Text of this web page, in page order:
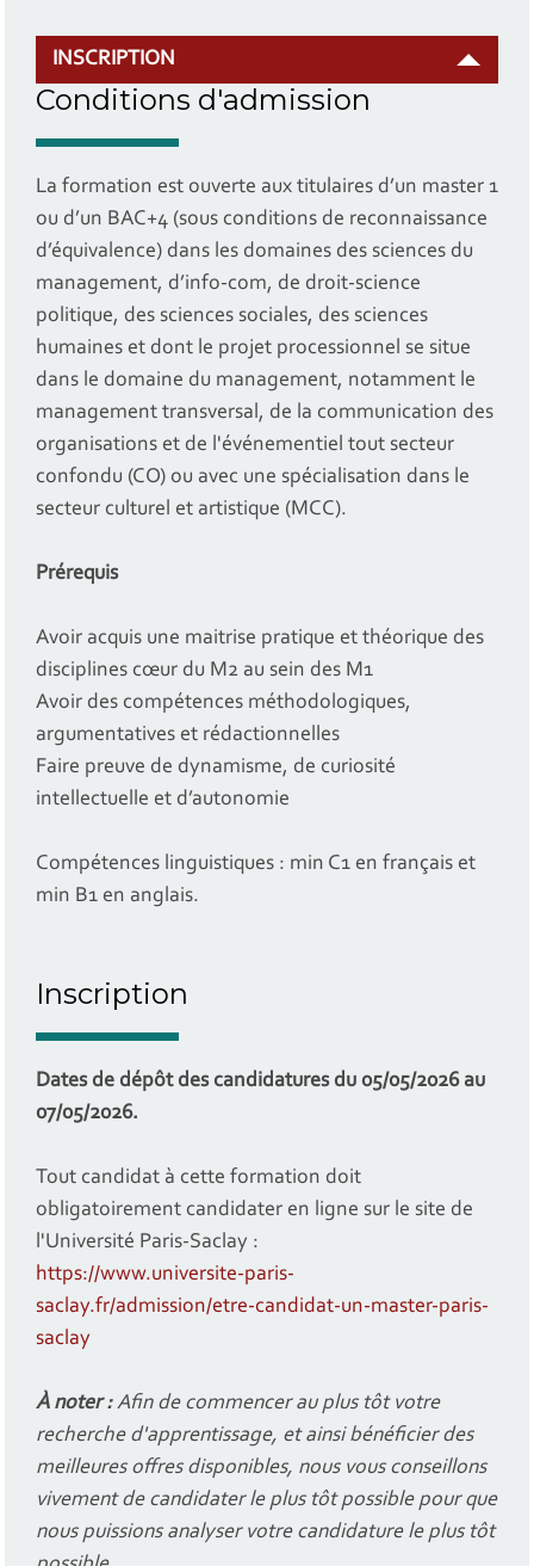
INSCRIPTION
Conditions d'admission
La formation est ouverte aux titulaires d’un master 1
ou d’un BAC+4 (sous conditions de reconnaissance
d’équivalence) dans les domaines des sciences du
management, d’info-com, de droit-science
politique, des sciences sociales, des sciences
humaines et dont le projet processionnel se situe
dans le domaine du management, notamment le
management transversal, de la communication des
organisations et de l'événementiel tout secteur
confondu (CO) ou avec une spécialisation dans le
secteur culturel et artistique (MCC).
Prérequis
Avoir acquis une maitrise pratique et théorique des
disciplines cœur du M2 au sein des M1
Avoir des compétences méthodologiques,
argumentatives et rédactionnelles
Faire preuve de dynamisme, de curiosité
intellectuelle et d’autonomie
Compétences linguistiques : min C1 en français et
min B1 en anglais.
Inscription
Dates de dépôt des candidatures du 05/05/2026 au
07/05/2026.
Tout candidat à cette formation doit
obligatoirement candidater en ligne sur le site de
l'Université Paris-Saclay :
https://www.universite-paris-
saclay.fr/admission/etre-candidat-un-master-paris-
saclay
À noter :Afin de commencer au plus tôt votre
recherche d'apprentissage, et ainsi bénéficier des
meilleures offres disponibles, nous vous conseillons
vivement de candidater le plus tôt possible pour que
nous puissions analyser votre candidature le plus tôt